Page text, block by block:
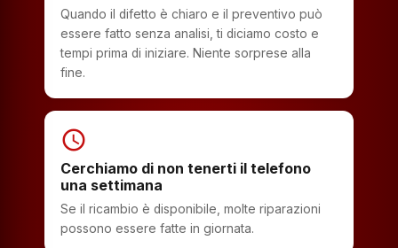
Quando il difetto è chiaro e il preventivo può
essere fatto senza analisi, ti diciamo costo e
tempi prima di iniziare. Niente sorprese alla
fine.
schedule
Cerchiamo di non tenerti il telefono
una settimana
Se il ricambio è disponibile, molte riparazioni
possono essere fatte in giornata.